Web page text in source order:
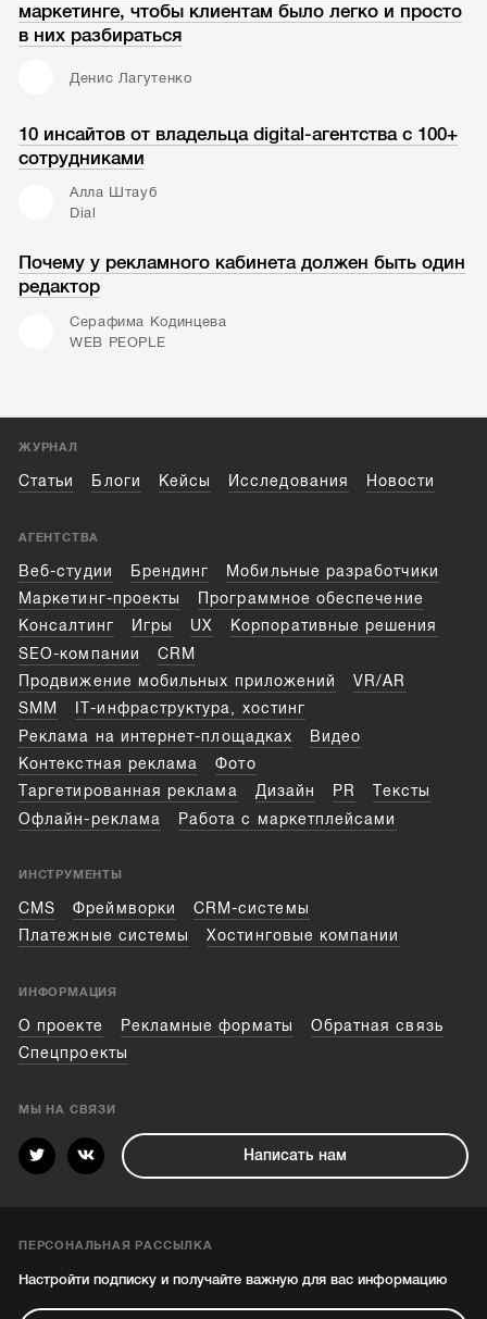
маркетинге, чтобы клиентам было легко и просто
в них разбираться
Денис Лагутенко
10 инсайтов от владельца digital-агентства с 100+
сотрудниками
Алла Штауб
Dial
Почему у рекламного кабинета должен быть один
редактор
Серафима Кодинцева
WEB PEOPLE
ЖУРНАЛ
Статьи Блоги Кейсы Исследования Новости
АГЕНТСТВА
Веб-студии Брендинг
Мобильные разработчики
Маркетинг-проекты
Программное обеспечение
Консалтинг
Игры UX
Корпоративные решения
SEO-компании
CRM
Продвижение мобильных приложений
VR/AR
SMM
IT-инфраструктура, хостинг
Реклама на интернет-площадках
Видео
Контекстная реклама
Фото
Таргетированная реклама
Дизайн PR
Тексты
Офлайн-реклама
Работа с маркетплейсами
ИНСТРУМЕНТЫ
CMS Фреймворки
CRM-системы
Платежные системы
Хостинговые компании
ИНФОРМАЦИЯ
О проекте Рекламные форматы
Обратная связь
Спецпроекты
МЫ НА СВЯЗИ
Написать нам
ПЕРСОНАЛЬНАЯ РАССЫЛКА
Настройти подписку и получайте важную для вас информацию